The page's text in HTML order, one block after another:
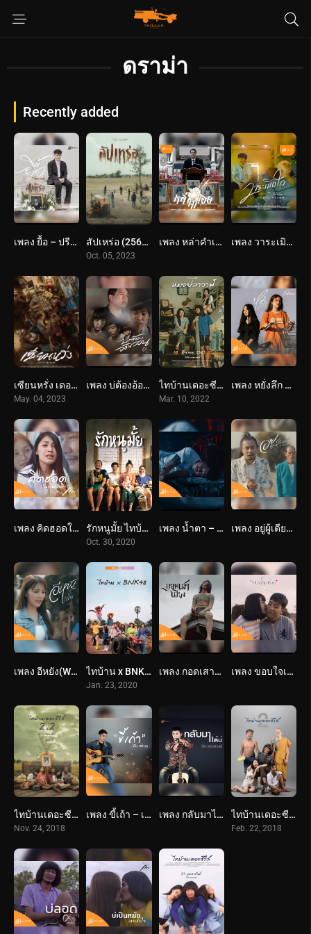
ดราม่า
Recently added
เพลง ยื้อ – ปรีชา ปัดภัย : เซิ้ง Music Ost. สัปเหร่อ Story จักรวาลไทบ้าน สัปเหร่อ (2566) The Undertaker
Oct. 05, 2023
เพลง หล่าคำเอย – ศาล สานศิลป์ : เซิ้ง Music Ost. สัปเหร่อ Story จักรวาลไทบ้าน เพลง วาระเมิดใจ – บอย พนมไพร : เซิ้ง Music Story จักรวาลไทบ้าน
เซียนหรั่ง เดอะมูฟวี่ (2566) Best Friends Forever
May. 04, 2023
เพลง บ่ต้องอ้อนวอน – ศาล สานศิลป์ : เซิ้ง Music ไทบ้านเดอะซีรีส์ หมอปลาวาฬ (2065) Thi Baan The Series: Moh Pla Wan
Mar. 10, 2022
เพลง หยั่งลึก – อัน พิไลพร : เซิ้ง Music Story จักรวาลไทบ้าน
เพลง คิดฮอดในฐานะอีหยัง – กวาง จิรพรรณ : เซิ้ง Music Story จักรวาลไทบ้าน-หมอปลาวาฬ รักหนูมั้ย ไทบ้าน (2563) Call Me Daddy
Oct. 30, 2020
เพลง น้ำตา – ปรีชา ปัดภัย x กระต่าย พรรณนิภา : เซิ้ง Music Story จักรวาลไทบ้าน เพลง อยู่ผู้เดียวให้ชิน – ดิด คิตตี้ : เซิ้ง Music Story จักรวาลไทบ้าน
เพลง อีหยัง(Why) – ฐา ขนิษ : เซิ้ง Music Story จักรวาลไทบ้าน ไทบ้าน x BNK48 จากใจผู้สาวคนนี้ (2563) Thi-Baan x BNK48
Jan. 23, 2020
เพลง กอดเสาเถียง – ปรีชา ปัดภัย : เซิ้ง Music Story จักรวาลไทบ้าน เพลง ขอบใจเด้อ – ศาล สานศิลป์ : เซิ้ง Music OST.ไทบ้านเดอะซีรีส์
ไทบ้านเดอะซีรีส์ 2.2 / Part 2 (2561) Thi Baan The Series 2.2
Nov. 24, 2018
เพลง ขี้เถ้า – เบ็น ศรัณยู :เซิ้ง Music Story ไทบ้านเดอะซีรีส์ เพลง กลับมาได้บ่ – บิว สงกรานต์ เซิ้ง-Music ไทบ้านเดอะซีรีส์ 2.1 / Part 1 (2561) Thi Baan The Series 2.1
Feb. 22, 2018